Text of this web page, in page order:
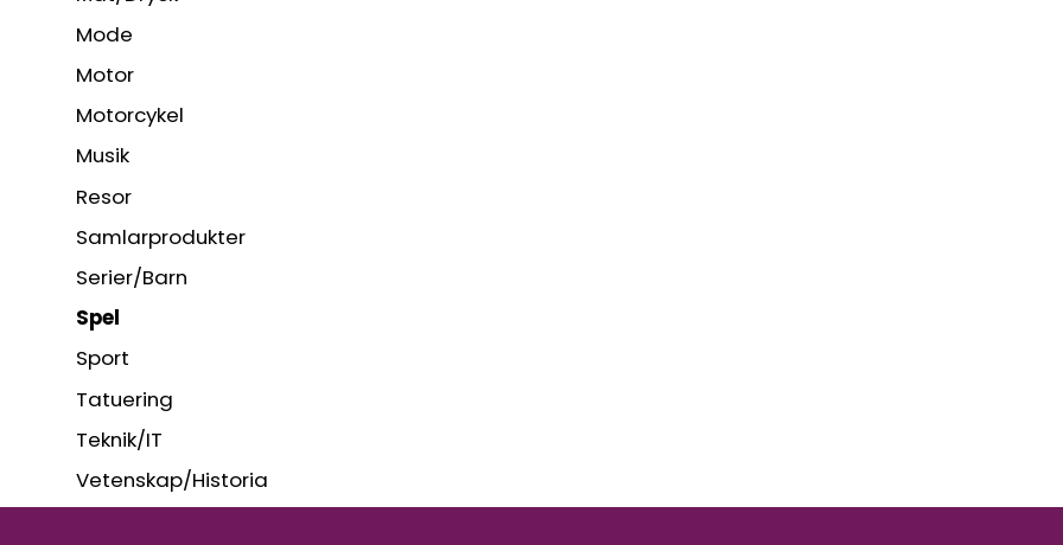
Mode
Motor
Motorcykel
Musik
Resor
Samlarprodukter
Serier/Barn
Spel
Sport
Tatuering
Teknik/IT
Vetenskap/Historia